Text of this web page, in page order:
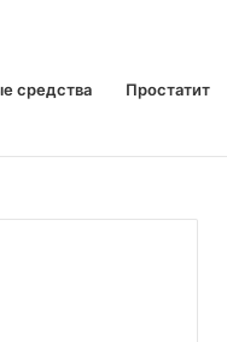
средства Простатит